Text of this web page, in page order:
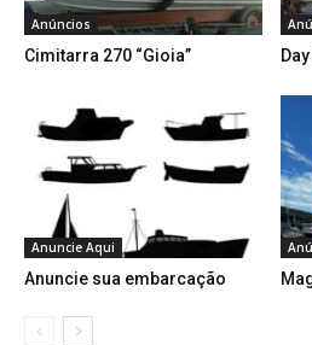
Anúncios
Cimitarra 270 “Gioia”
Anuncie Aqui
Anuncie sua embarcação